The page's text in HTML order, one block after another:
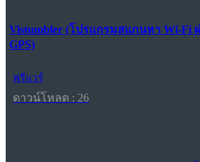
Vistumbler (โปรแกรมสแกนหา Wi-Fi
GPS)
ฟรีแวร์
ดาวน์โหลด : 26